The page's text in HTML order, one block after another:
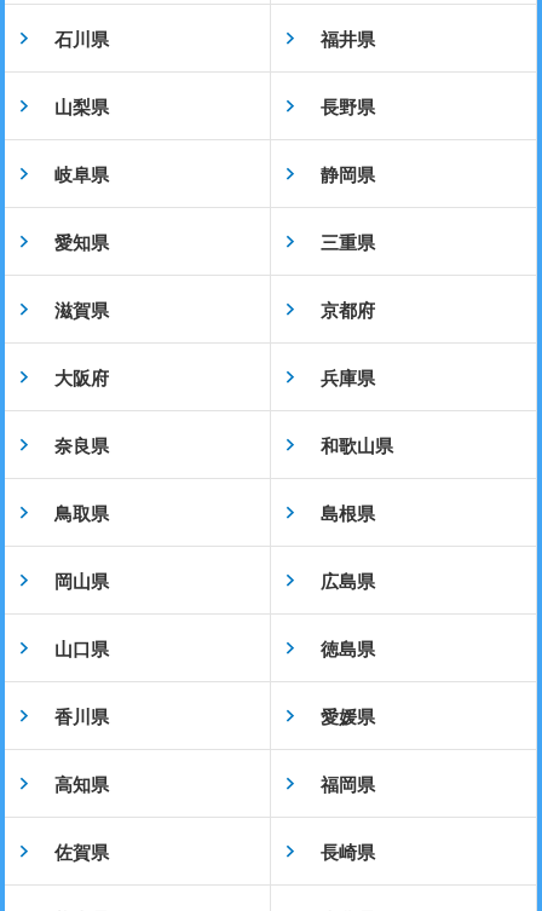
石川県 福井県
山梨県 長野県
岐阜県 静岡県
愛知県 三重県
滋賀県 京都府
大阪府 兵庫県
奈良県 和歌山県
鳥取県 島根県
岡山県 広島県
山口県 徳島県
香川県 愛媛県
高知県 福岡県
佐賀県 長崎県